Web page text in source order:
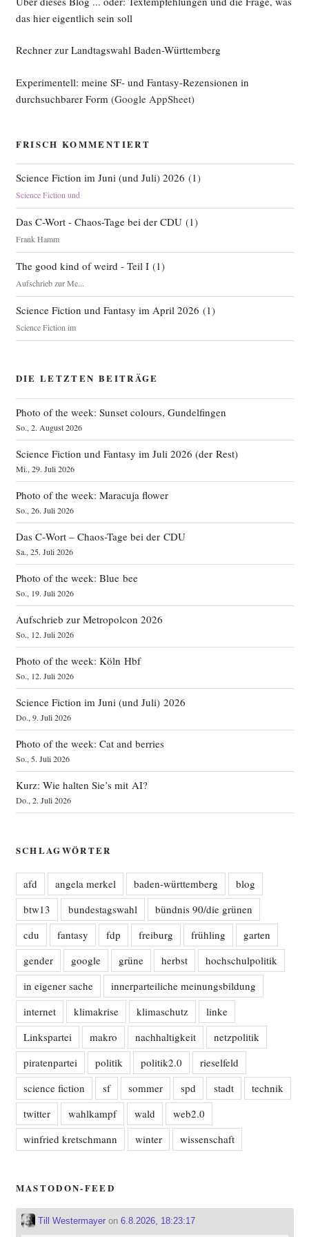
das hier eigentlich sein soll
Rechner zur Landtagswahl Baden-Württemberg
Experimentell: meine SF- und Fantasy-Rezensionen in
durchsuchbarer Form (Google AppSheet)
FRISCH KOMMENTIERT
Science Fiction im Juni (und Juli) 2026 (1)
Science Fiction und
Das C-Wort - Chaos-Tage bei der CDU(1)
Frank Hamm
The good kind of weird - Teil I(1)
Aufschrieb zur Me...
Science Fiction und Fantasy im April 2026 (1)
Science Fiction im
DIE LETZTEN BEITRÄGE
Photo of the week: Sunset colours, Gundelfingen
So., 2. August 2026
Science Fiction und Fantasy im Juli 2026 (der Rest)
Mi., 29. Juli 2026
Photo of the week: Maracuja flower
So., 26. Juli 2026
Das C‑Wort – Chaos-Tage bei der CDU
Sa., 25. Juli 2026
Photo of the week: Blue bee
So., 19. Juli 2026
Aufschrieb zur Metropolcon 2026
So., 12. Juli 2026
Photo of the week: Köln Hbf
So., 12. Juli 2026
Science Fiction im Juni (und Juli) 2026
Do., 9. Juli 2026
Photo of the week: Cat and berries
So., 5. Juli 2026
Kurz: Wie halten Sie’s mit AI?
Do., 2. Juli 2026
SCHLAGWÖRTER
afd angela merkel baden-württemberg
blog
btw13
bundestagswahl
bündnis 90/die grünen
cdu
fantasy fdp freiburg frühling
garten
gender
google grüne herbst
hochschulpolitik
in eigener sache
innerparteiliche meinungsbildung
internet
klimakrise klimaschutz
linke
Linkspartei
makro nachhaltigkeit
netzpolitik
piratenpartei
politik politik2.0
rieselfeld
science fiction
sf sommer spd stadt
technik
twitter
wahlkampf wald
web2.0
winfried kretschmann
winter wissenschaft
MASTODON-FEED
Till Westermayeron 6.8.2026, 18:23:17